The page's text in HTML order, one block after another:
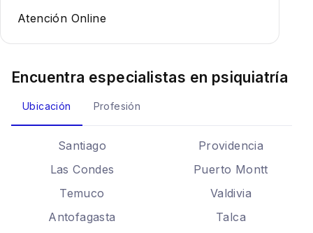
Atención Online
Encuentra especialistas en psiquiatría
Ubicación Profesión
Santiago
Providencia
Las Condes
Puerto Montt
Temuco
Valdivia
Antofagasta
Talca